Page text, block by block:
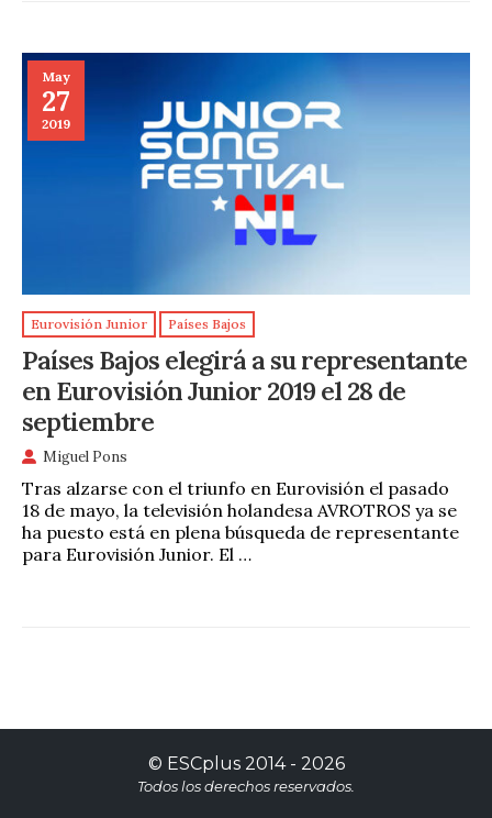
May
27
2019
Eurovisión Junior Países Bajos
Países Bajos elegirá a su representante
en Eurovisión Junior 2019 el 28 de
septiembre
Miguel Pons
Tras alzarse con el triunfo en Eurovisión el pasado
18 de mayo, la televisión holandesa AVROTROS ya se
ha puesto está en plena búsqueda de representante
para Eurovisión Junior. El …
© ESCplus2014 - 2026
Todos los derechos reservados.